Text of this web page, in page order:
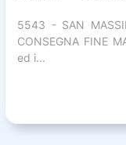
5543 - SAN
CONSEGNA FINE
ed i...